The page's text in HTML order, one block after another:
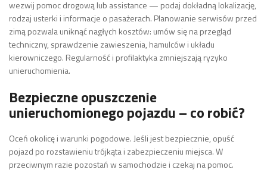
wezwij pomoc drogową lub assistance — podaj dokładną lokalizację,
rodzaj usterki i informacje o pasażerach. Planowanie serwisów przed
zimą pozwala uniknąć nagłych kosztów: umów się na przegląd
techniczny, sprawdzenie zawieszenia, hamulców i układu
kierowniczego. Regularność i profilaktyka zmniejszają ryzyko
unieruchomienia.
Bezpieczne opuszczenie
unieruchomionego pojazdu – co robić?
Oceń okolicę i warunki pogodowe. Jeśli jest bezpiecznie, opuść
pojazd po rozstawieniu trójkąta i zabezpieczeniu miejsca. W
przeciwnym razie pozostań w samochodzie i czekaj na pomoc.